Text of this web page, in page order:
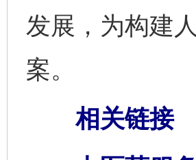
发展，为构建
案。
相关链接